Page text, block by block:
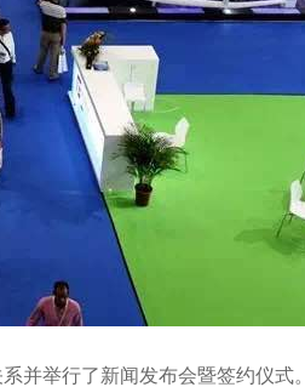
并举行了新闻发布会暨签约仪式。